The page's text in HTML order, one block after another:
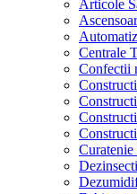
Articole
Centrale
Confectii
Curatenie